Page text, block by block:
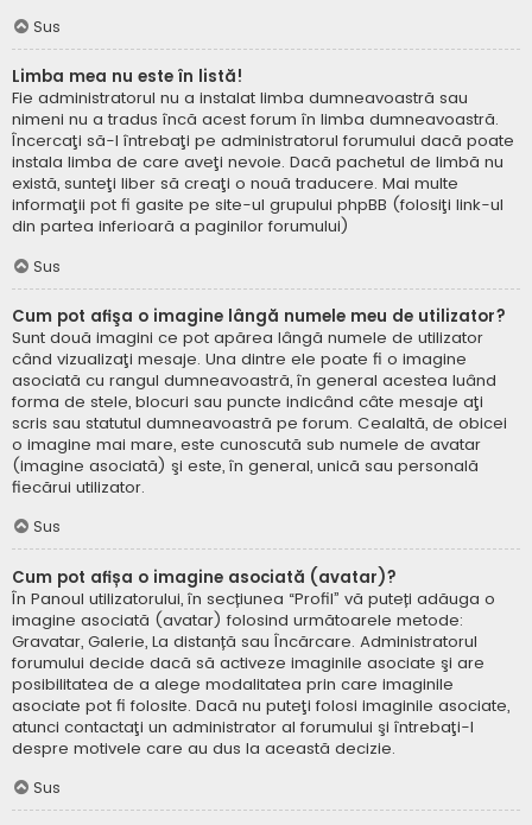
Sus
Limba mea nu este în listă!
Fie administratorul nu a instalat limba dumneavoastră sau
nimeni nu a tradus încă acest forum în limba dumneavoastră.
Încercaţi să-l întrebaţi pe administratorul forumului dacă poate
instala limba de care aveţi nevoie. Dacă pachetul de limbă nu
există, sunteţi liber să creaţi o nouă traducere. Mai multe
informaţii pot fi gasite pe site-ul grupului phpBB (folosiţi link-ul
din partea inferioară a paginilor forumului)
Sus
Cum pot afişa o imagine lângă numele meu de utilizator?
Sunt două imagini ce pot apărea lângă numele de utilizator
când vizualizaţi mesaje. Una dintre ele poate fi o imagine
asociată cu rangul dumneavoastră, în general acestea luând
forma de stele, blocuri sau puncte indicând câte mesaje aţi
scris sau statutul dumneavoastră pe forum. Cealaltă, de obicei
o imagine mai mare, este cunoscută sub numele de avatar
(imagine asociată) şi este, în general, unică sau personală
fiecărui utilizator.
Sus
Cum pot afișa o imagine asociată (avatar)?
În Panoul utilizatorului, în secțiunea “Profil” vă puteți adăuga o
imagine asociată (avatar) folosind următoarele metode:
Gravatar, Galerie, La distanță sau Încărcare. Administratorul
forumului decide dacă să activeze imaginile asociate şi are
posibilitatea de a alege modalitatea prin care imaginile
asociate pot fi folosite. Dacă nu puteţi folosi imaginile asociate,
atunci contactaţi un administrator al forumului şi întrebaţi-l
despre motivele care au dus la această decizie.
Sus